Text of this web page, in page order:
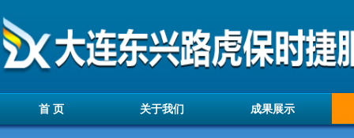
首 页 关于我们 成果展示